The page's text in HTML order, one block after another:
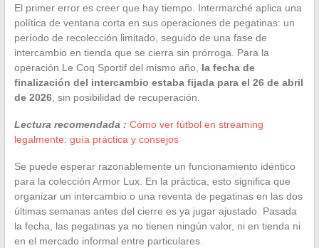
El primer error es creer que hay tiempo. Intermarché aplica una
política de ventana corta en sus operaciones de pegatinas: un
período de recolección limitado, seguido de una fase de
intercambio en tienda que se cierra sin prórroga. Para la
operación Le Coq Sportif del mismo año, la fecha de
finalización del intercambio estaba fijada para el 26 de abril
de 2026, sin posibilidad de recuperación.
Lectura recomendada : Cómo ver fútbol en streaming
legalmente: guía práctica y consejos
Se puede esperar razonablemente un funcionamiento idéntico
para la colección Armor Lux. En la práctica, esto significa que
organizar un intercambio o una reventa de pegatinas en las dos
últimas semanas antes del cierre es ya jugar ajustado. Pasada
la fecha, las pegatinas ya no tienen ningún valor, ni en tienda ni
en el mercado informal entre particulares.